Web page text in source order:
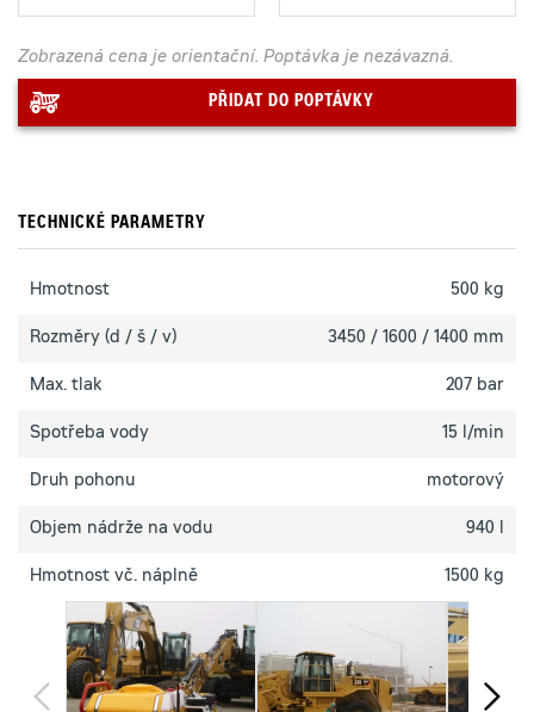
Zobrazená cena je orientační. Poptávka je nezávazná.
PŘIDAT DO POPTÁVKY
TECHNICKÉ PARAMETRY
Hmotnost 500 kg
Rozměry (d / š / v) 3450 / 1600 / 1400 mm
Max. tlak 207 bar
Spotřeba vody 15 l/min
Druh pohonu motorový
Objem nádrže na vodu 940 l
Hmotnost vč. náplně 1500 kg